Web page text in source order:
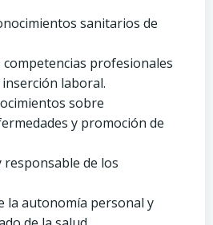
sanitarios de
profesionales
laboral.
sobre
y promoción de
responsable de los
la autonomía personal y